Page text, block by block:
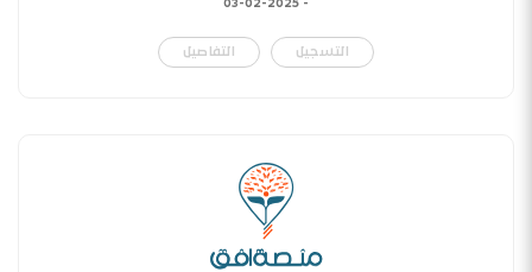
-
03-02-2025
التسجيل التفاصيل